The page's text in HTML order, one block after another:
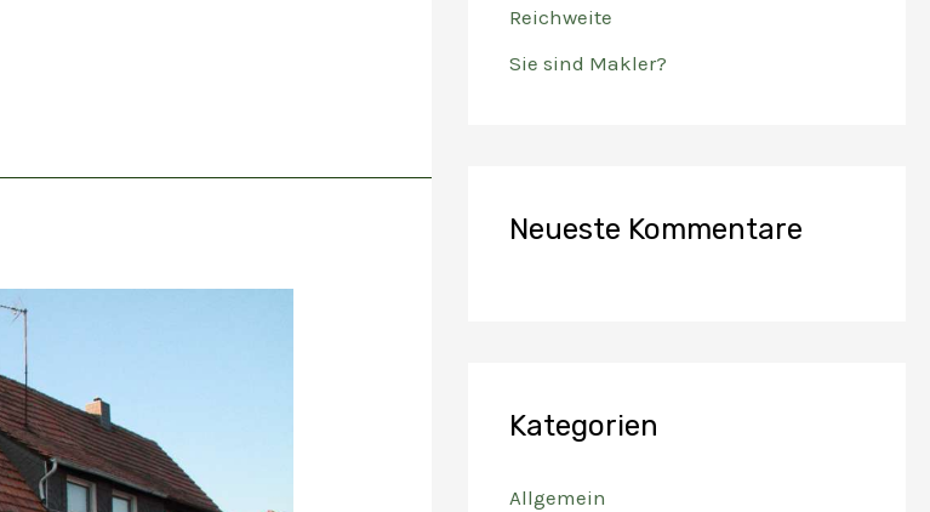
:
Reichweite
Sie sind Makler?
Neueste Kommentare
Kategorien
Allgemein